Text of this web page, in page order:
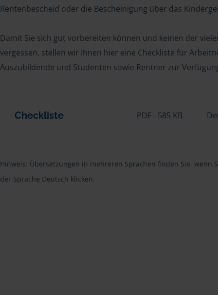
Rentenbescheid oder die Bescheinigung über das
Damit Sie sich gut vorbereiten können und keinen der
vergessen, stellen wir Ihnen hier eine Checkliste für
Auszubildende und Studenten sowie Rentner zur
Checkliste PDF - 585 KB
Hinweis: Übersetzungen in mehreren Sprachen finden Sie, wenn
der Sprache Deutsch klicken.